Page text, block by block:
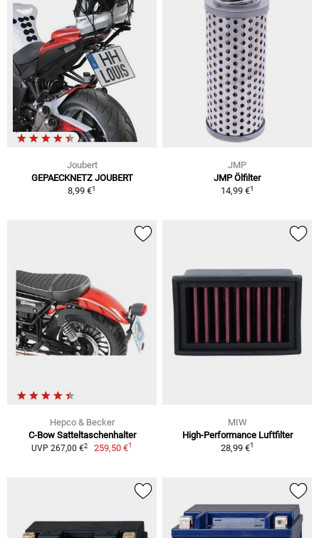
Joubert
GEPAECKNETZ JOUBERT
8,99 €1
JMP
JMP Ölfilter
14,99 €1
Hepco & Becker
C-Bow Satteltaschenhalter
UVP 267,00 €2 259,50 €1
MIW
High-Performance Luftfilter
28,99 €1